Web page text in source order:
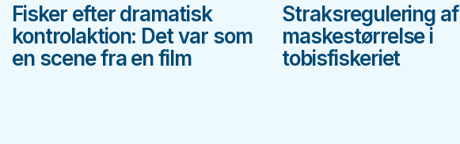
Fisker efter dramatisk
kontrolaktion: Det var som
en scene fra en film
Straksregulering af
maskestørrelse i
tobisfiskeriet